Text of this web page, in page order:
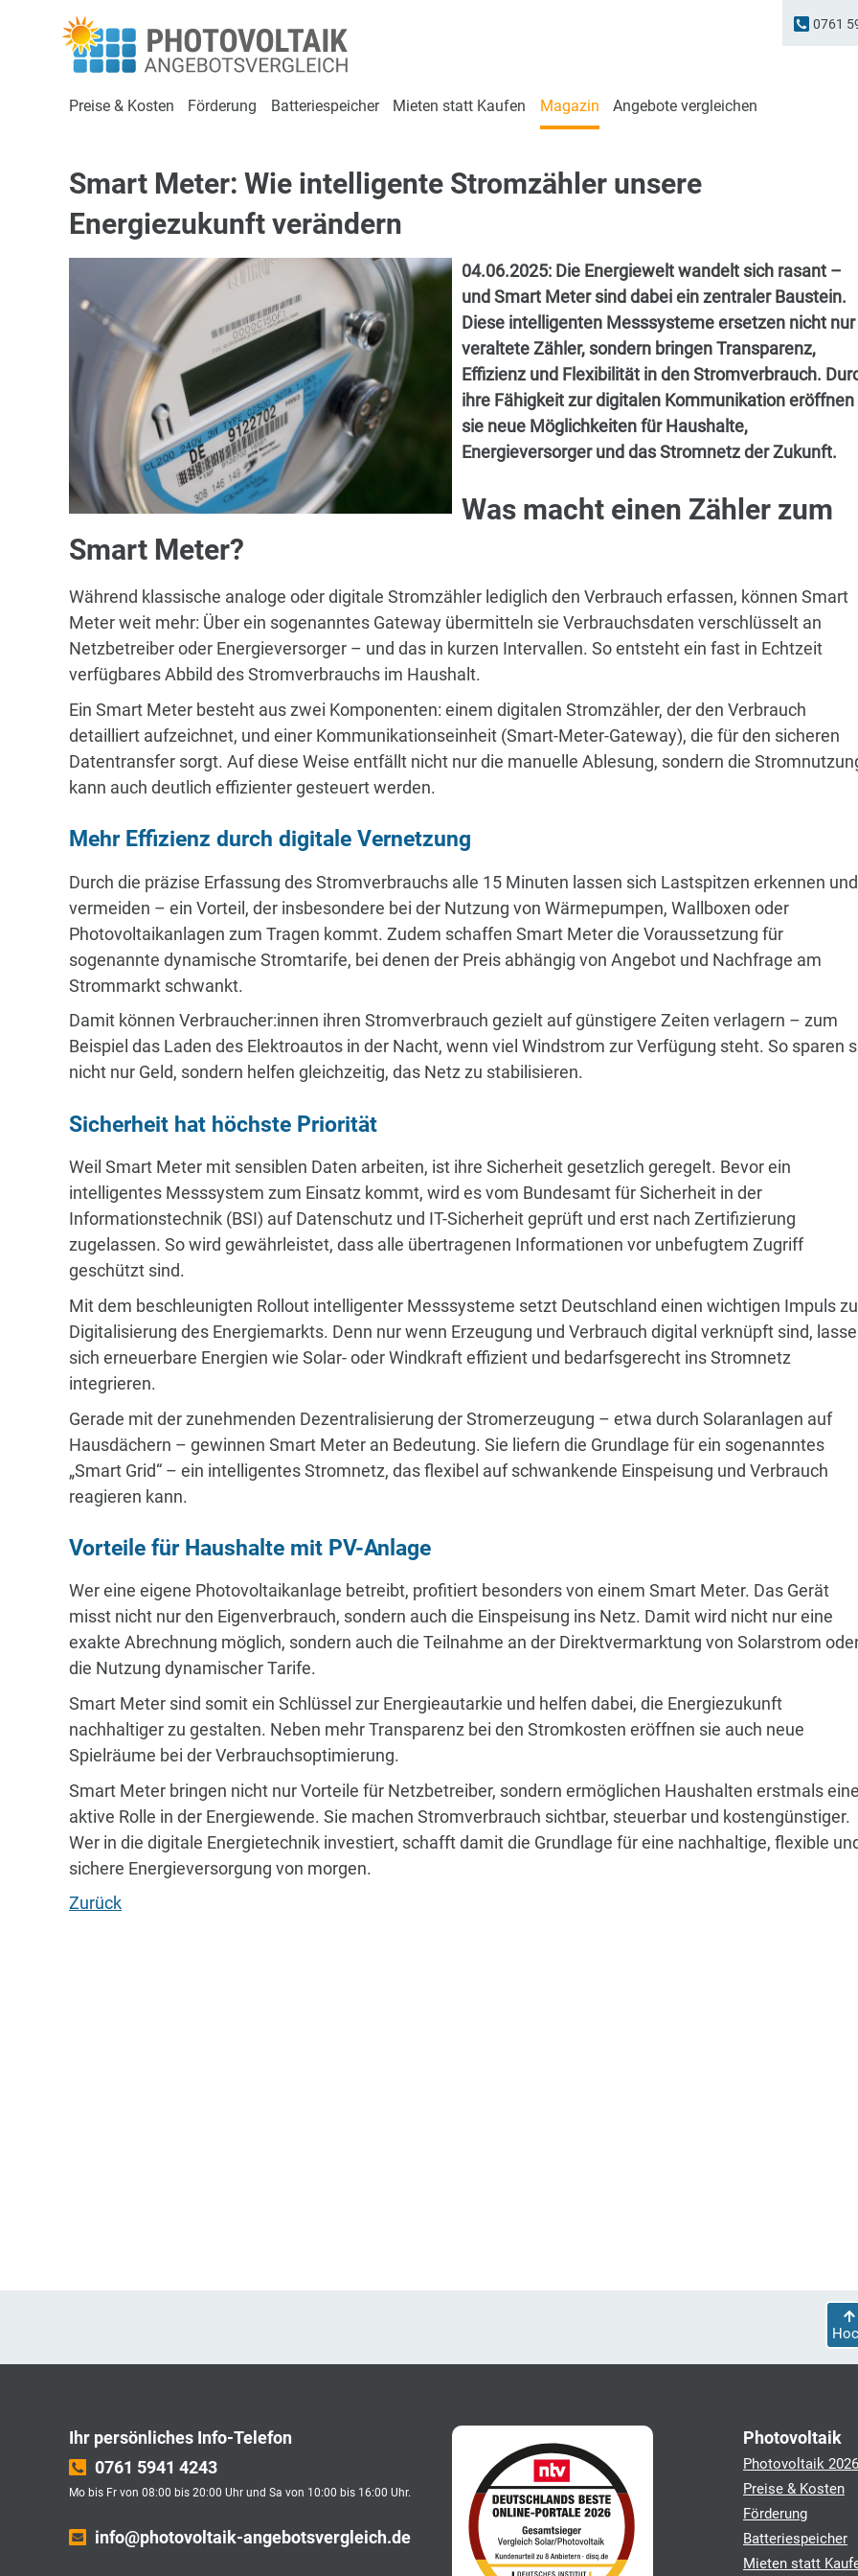
0761
Preise & Kosten Förderung Batteriespeicher Mieten statt Kaufen Magazin Angebote vergleichen
Smart Meter: Wie intelligente Stromzähler unsere
Energiezukunft verändern
04.06.2025: Die Energiewelt wandelt sich rasant –
und Smart Meter sind dabei ein zentraler Baustein.
Diese intelligenten Messsysteme ersetzen nicht nur
veraltete Zähler, sondern bringen Transparenz,
Effizienz und Flexibilität in den Stromverbrauch.
ihre Fähigkeit zur digitalen Kommunikation eröffnen
sie neue Möglichkeiten für Haushalte,
Energieversorger und das Stromnetz der Zukunft.
Was macht einen Zähler zum
Smart Meter?
Während klassische analoge oder digitale Stromzähler lediglich den Verbrauch erfassen, können Smart
Meter weit mehr: Über ein sogenanntes Gateway übermitteln sie Verbrauchsdaten verschlüsselt an
Netzbetreiber oder Energieversorger – und das in kurzen Intervallen. So entsteht ein fast in Echtzeit
verfügbares Abbild des Stromverbrauchs im Haushalt.
Ein Smart Meter besteht aus zwei Komponenten: einem digitalen Stromzähler, der den Verbrauch
detailliert aufzeichnet, und einer Kommunikationseinheit (Smart-Meter-Gateway), die für den sicheren
Datentransfer sorgt. Auf diese Weise entfällt nicht nur die manuelle Ablesung, sondern die
kann auch deutlich effizienter gesteuert werden.
Mehr Effizienz durch digitale Vernetzung
Durch die präzise Erfassung des Stromverbrauchs alle 15 Minuten lassen sich Lastspitzen erkennen und
vermeiden – ein Vorteil, der insbesondere bei der Nutzung von Wärmepumpen, Wallboxen oder
Photovoltaikanlagen zum Tragen kommt. Zudem schaffen Smart Meter die Voraussetzung für
sogenannte dynamische Stromtarife, bei denen der Preis abhängig von Angebot und Nachfrage am
Strommarkt schwankt.
Damit können Verbraucher:innen ihren Stromverbrauch gezielt auf günstigere Zeiten verlagern – zum
Beispiel das Laden des Elektroautos in der Nacht, wenn viel Windstrom zur Verfügung steht. So sparen
nicht nur Geld, sondern helfen gleichzeitig, das Netz zu stabilisieren.
Sicherheit hat höchste Priorität
Weil Smart Meter mit sensiblen Daten arbeiten, ist ihre Sicherheit gesetzlich geregelt. Bevor ein
intelligentes Messsystem zum Einsatz kommt, wird es vom Bundesamt für Sicherheit in der
Informationstechnik (BSI) auf Datenschutz und IT-Sicherheit geprüft und erst nach Zertifizierung
zugelassen. So wird gewährleistet, dass alle übertragenen Informationen vor unbefugtem Zugriff
geschützt sind.
Mit dem beschleunigten Rollout intelligenter Messsysteme setzt Deutschland einen wichtigen Impuls
Digitalisierung des Energiemarkts. Denn nur wenn Erzeugung und Verbrauch digital verknüpft sind,
sich erneuerbare Energien wie Solar- oder Windkraft effizient und bedarfsgerecht ins Stromnetz
integrieren.
Gerade mit der zunehmenden Dezentralisierung der Stromerzeugung – etwa durch Solaranlagen auf
Hausdächern – gewinnen Smart Meter an Bedeutung. Sie liefern die Grundlage für ein sogenanntes
„Smart Grid“ – ein intelligentes Stromnetz, das flexibel auf schwankende Einspeisung und Verbrauch
reagieren kann.
Vorteile für Haushalte mit PV-Anlage
Wer eine eigene Photovoltaikanlage betreibt, profitiert besonders von einem Smart Meter. Das Gerät
misst nicht nur den Eigenverbrauch, sondern auch die Einspeisung ins Netz. Damit wird nicht nur eine
exakte Abrechnung möglich, sondern auch die Teilnahme an der Direktvermarktung von Solarstrom
die Nutzung dynamischer Tarife.
Smart Meter sind somit ein Schlüssel zur Energieautarkie und helfen dabei, die Energiezukunft
nachhaltiger zu gestalten. Neben mehr Transparenz bei den Stromkosten eröffnen sie auch neue
Spielräume bei der Verbrauchsoptimierung.
Smart Meter bringen nicht nur Vorteile für Netzbetreiber, sondern ermöglichen Haushalten erstmals
aktive Rolle in der Energiewende. Sie machen Stromverbrauch sichtbar, steuerbar und kostengünstiger.
Wer in die digitale Energietechnik investiert, schafft damit die Grundlage für eine nachhaltige, flexible
sichere Energieversorgung von morgen.
Zurück
Ihr persönliches Info-Telefon
0761 5941 4243
Mo bis Fr von 08:00 bis 20:00 Uhr und Sa von 10:00 bis 16:00 Uhr.
info@photovoltaik-angebotsvergleich.de
Photovoltaik
Photovoltaik 2026
Preise & Kosten
Förderung
Batteriespeicher
Mieten statt